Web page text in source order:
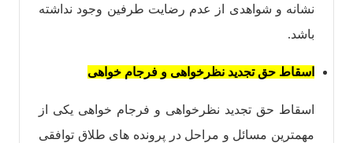
نشانه و شواهدی از عدم رضایت طرفین وجود نداشته
باشد.
اسقاط حق تجدید نظرخواهی و فرجام خواهی
اسقاط حق تجدید نظرخواهی و فرجام خواهی یکی از
مهمترین مسائل و مراحل در پرونده های طلاق توافقی